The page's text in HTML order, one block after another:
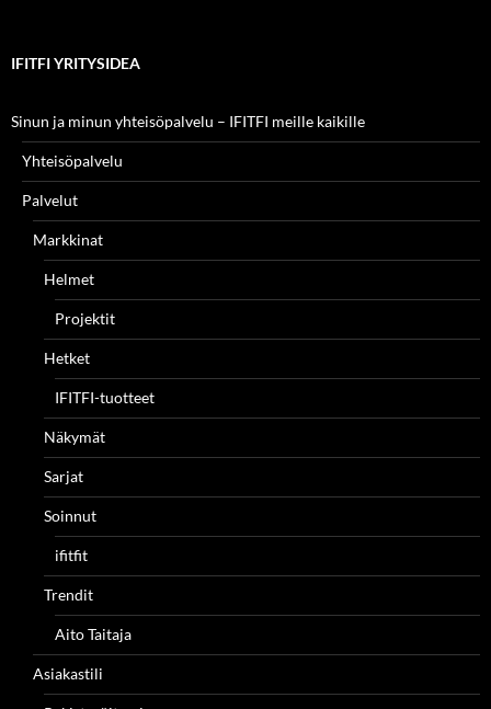
IFITFI YRITYSIDEA
Sinun ja minun yhteisöpalvelu – IFITFI meille kaikille
Yhteisöpalvelu
Palvelut
Markkinat
Helmet
Projektit
Hetket
IFITFI-tuotteet
Näkymät
Sarjat
Soinnut
ifitfit
Trendit
Aito Taitaja
Asiakastili